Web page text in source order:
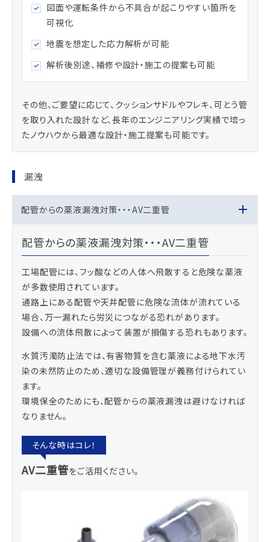
図面や運転条件から不具合が起こりやすい箇所を
可視化
地震を想定した応力解析が可能
解析後別途、補修や設計・施工の提案も可能
その他、ご要望に応じて、クッションサドルやフレキ、可とう管
を取り入れた設計など、長年のエンジニアリング実績で培っ
たノウハウから最適な設計・施工提案も可能です。
漏洩
配管からの薬液漏洩対策・・・AV二重管
配管からの薬液漏洩対策・・・AV二重管
工場配管には、フッ酸などの人体へ飛散すると危険な薬液
が多数使用されています。
通路上にある配管や天井配管に危険な流体が流れている
場合、万一漏れたら労災につながる恐れがあります。
設備への流体飛散によって装置が損傷する恐れもあります。
水質汚濁防止法では、有害物質を含む薬液による地下水汚
染の未然防止のため、適切な設備管理が義務付けられてい
ます。
環境保全のためにも、配管からの薬液漏洩は避けなければ
なりません。
AV二重管をご活用ください。